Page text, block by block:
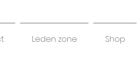
Leden zone Shop